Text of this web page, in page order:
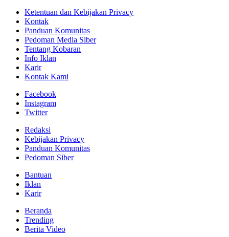
Ketentuan dan Kebijakan Privacy
Kontak
Panduan Komunitas
Pedoman Media Siber
Tentang Kobaran
Info Iklan
Karir
Kontak Kami
Facebook
Instagram
Twitter
Redaksi
Kebijakan Privacy
Panduan Komunitas
Pedoman Siber
Bantuan
Iklan
Karir
Beranda
Trending
Berita Video